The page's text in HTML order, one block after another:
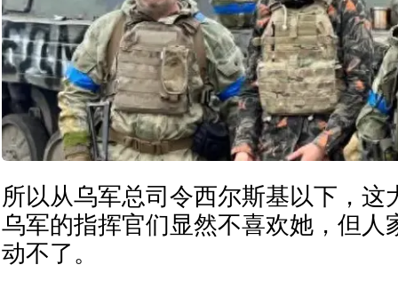
所以从乌军总司令西尔斯基以下，这
乌军的指挥官们显然不喜欢她，但人
动不了。